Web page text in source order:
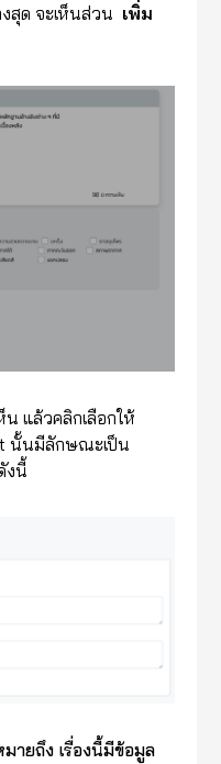
สุด จะเห็นส่วน เพิ่ม
น แล้วคลิกเลือกให้
นั้นมีลักษณะเป็น
งนี้
ายถึง เรื่องนี้มีข้อมูล